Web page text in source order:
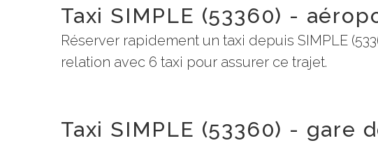
Taxi SIMPLE (53360) -
Réserver rapidement un taxi depuis SIMPLE
relation avec 6 taxi pour assurer ce trajet.
Taxi SIMPLE (53360) - gare